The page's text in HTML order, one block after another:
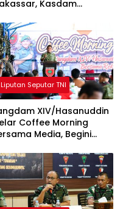
Kasdam
dan Objektif
Liputan Seputar TNI
XIV/Hasanuddin
Coffee Morning
Media, Begini